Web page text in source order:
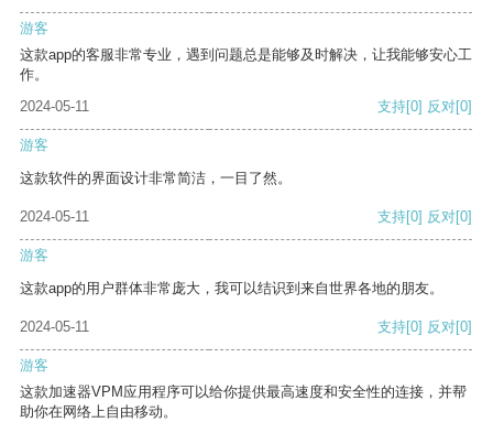
游客
这款app的客服非常专业，遇到问题总是能够及时解决，让我能够安心工
作。
2024-05-11
支持[0] 反对[0]
游客
这款软件的界面设计非常简洁，一目了然。
2024-05-11 支持[0] 反对[0]
游客
这款app的用户群体非常庞大，我可以结识到来自世界各地的朋友。
2024-05-11 支持[0] 反对[0]
游客
这款加速器VPM应用程序可以给你提供最高速度和安全性的连接，并帮
助你在网络上自由移动。